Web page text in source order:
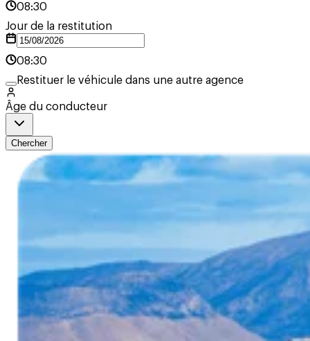
08:30
Jour de la restitution
08:30
Restituer le véhicule dans une autre agence
Âge du conducteur
Chercher